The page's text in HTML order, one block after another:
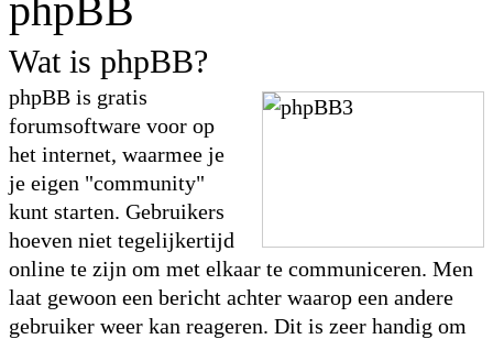
phpBB
Wat is phpBB?
phpBB is gratis
forumsoftware voor op
het internet, waarmee je
je eigen "community"
kunt starten. Gebruikers
hoeven niet tegelijkertijd
online te zijn om met elkaar te communiceren. Men
laat gewoon een bericht achter waarop een andere
gebruiker weer kan reageren. Dit is zeer handig om